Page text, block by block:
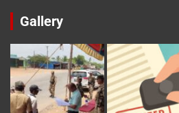
Gallery